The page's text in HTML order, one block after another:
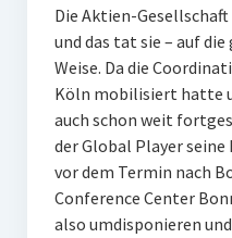
Die Aktien-
und das tat sie – auf
Weise. Da die
Köln mobilisiert hatte
auch schon weit
der Global Player
vor dem Termin nach
Conference Center
also umdisponieren